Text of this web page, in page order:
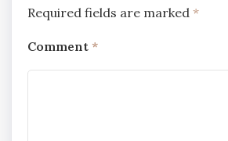
Required fields are marked *
Comment *